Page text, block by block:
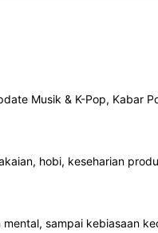
Musik & K-Pop, Kabar
hobi, keseharian
sampai kebiasaan